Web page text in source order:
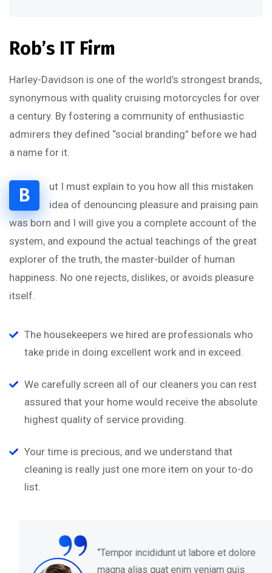
Rob’s IT Firm
Harley-Davidson is one of the world’s strongest brands,
synonymous with quality cruising motorcycles for over
a century. By fostering a community of enthusiastic
admirers they defined “social branding” before we had
a name for it.
B
ut I must explain to you how all this mistaken
idea of denouncing pleasure and praising pain
was born and I will give you a complete account of the
system, and expound the actual teachings of the great
explorer of the truth, the master-builder of human
happiness. No one rejects, dislikes, or avoids pleasure
itself.
The housekeepers we hired are professionals who
take pride in doing excellent work and in exceed.
We carefully screen all of our cleaners you can rest
assured that your home would receive the absolute
highest quality of service providing.
Your time is precious, and we understand that
cleaning is really just one more item on your to-do
list. “
‘’Tempor incididunt ut labore et dolore
magna alias quat enim veniam quis